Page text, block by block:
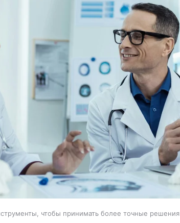
чтобы принимать более точные решения